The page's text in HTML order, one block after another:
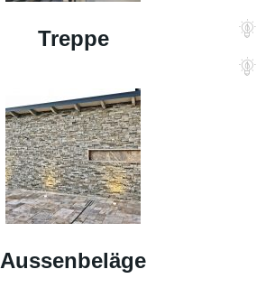
Treppe
Aussenbeläge